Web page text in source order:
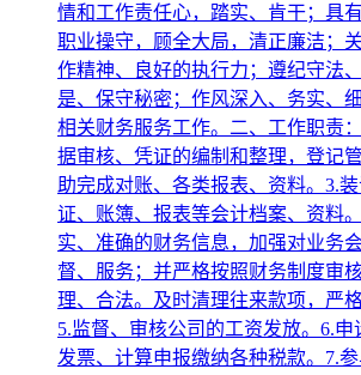
情和工作责任心，踏实、肯干；具
职业操守，顾全大局，清正廉洁；
作精神、良好的执行力；遵纪守法
是、保守秘密；作风深入、务实、
相关财务服务工作。二、工作职责
据审核、凭证的编制和整理，登记
助完成对账、各类报表、资料。3.
证、账簿、报表等会计档案、资料
实、准确的财务信息，加强对业务
督、服务；并严格按照财务制度审
理、合法。及时清理往来款项，严
5.监督、审核公司的工资发放。6.
发票、计算申报缴纳各种税款。7.